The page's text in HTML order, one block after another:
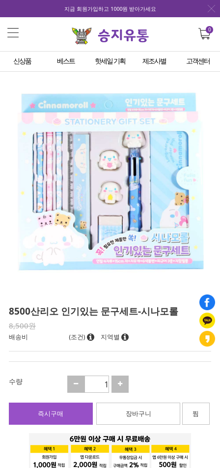
지금 회원가입하고 1000원 받아가세요
0
신상품 베스트 핫세일 기획 제조사별 고객센터
8500산리오 인기있는 문구세트-시나모롤
8,500원
배송비 (조건) 지역별
수량
즉시구매 장바구니 찜